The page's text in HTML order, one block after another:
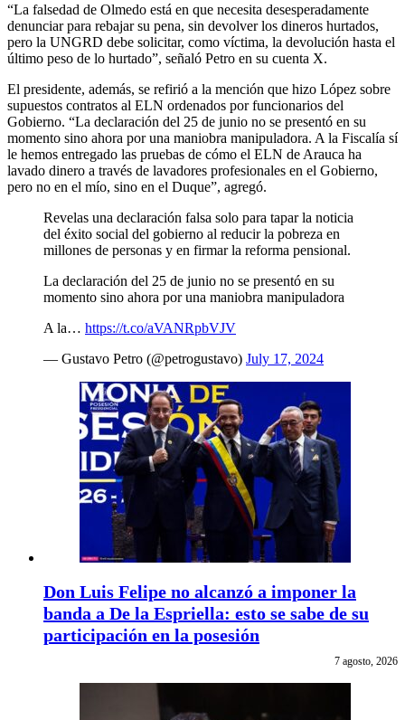
“La falsedad de Olmedo está en que necesita desesperadamente
denunciar para rebajar su pena, sin devolver los dineros hurtados,
pero la UNGRD debe solicitar, como víctima, la devolución hasta el
último peso de lo hurtado”, señaló Petro en su cuenta X.
El presidente, además, se refirió a la mención que hizo López sobre
supuestos contratos al ELN ordenados por funcionarios del
Gobierno. “La declaración del 25 de junio no se presentó en su
momento sino ahora por una maniobra manipuladora. A la Fiscalía sí
le hemos entregado las pruebas de cómo el ELN de Arauca ha
lavado dinero a través de lavadores profesionales en el Gobierno,
pero no en el mío, sino en el Duque”, agregó.
Revelas una declaración falsa solo para tapar la noticia
del éxito social del gobierno al reducir la pobreza en
millones de personas y en firmar la reforma pensional.
La declaración del 25 de junio no se presentó en su
momento sino ahora por una maniobra manipuladora
A la… https://t.co/aVANRpbVJV
— Gustavo Petro (@petrogustavo) July 17, 2024
Don Luis Felipe no alcanzó a imponer la
banda a De la Espriella: esto se sabe de su
participación en la posesión
7 agosto, 2026